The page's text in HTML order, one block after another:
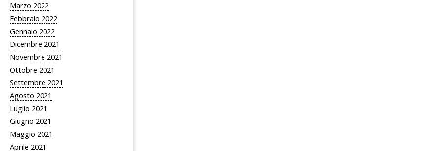
Marzo 2022
Febbraio 2022
Gennaio 2022
Dicembre 2021
Novembre 2021
Ottobre 2021
Settembre 2021
Agosto 2021
Luglio 2021
Giugno 2021
Maggio 2021
Aprile 2021